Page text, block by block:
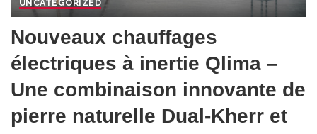
UNCATEGORIZED
Nouveaux chauffages
électriques à inertie Qlima –
Une combinaison innovante de
pierre naturelle Dual-Kherr et